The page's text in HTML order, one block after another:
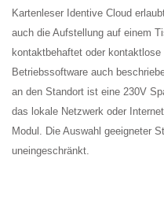
Kartenleser Identive Cloud
auch die Aufstellung auf einem
kontaktbehaftet oder
Betriebssoftware auch
an den Standort ist eine 230V
das lokale Netzwerk oder
Modul. Die Auswahl geeigneter
uneingeschränkt.